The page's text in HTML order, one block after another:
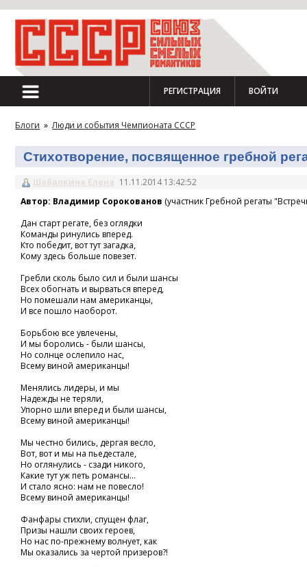
РЕГИСТРАЦИЯ ВОЙТИ
Блоги » Люди и события Чемпионата СССР
Стихотворение, посвященное гребной
Шабалкина Елена 11.11.2014 13:42:52
Автор: Владимир Сорокованов (участник Гребной регаты
Дан старт регате, без оглядки
Команды ринулись вперед.
Кто победит, вот тут загадка,
Кому здесь больше повезет.
Гребли сколь было сил и были шансы
Всех обогнать и вырваться вперед,
Но помешали нам американцы,
И все пошло наоборот.
Борьбою все увлечены,
И мы боролись - были шансы,
Но солнце ослепило нас,
Всему виной американцы!
Менялись лидеры, и мы
Надежды не теряли,
Упорно шли вперед и были шансы,
Всему виной американцы!
Мы честно бились, дергая весло,
Вот, вот и мы на пьедестале,
Но оглянулись - сзади никого,
Какие тут уж петь романсы...
И стало ясно: нам не повесло!
Всему виной американцы!
Фанфары стихли, спущен флаг,
Призы нашли своих героев,
Но нас по-прежнему волнует, как
Мы оказались за чертой призеров?!